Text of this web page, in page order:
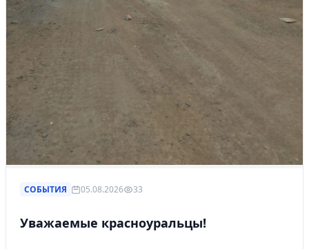
СОБЫТИЯ 05.08.2026 33
Уважаемые красноуральцы!